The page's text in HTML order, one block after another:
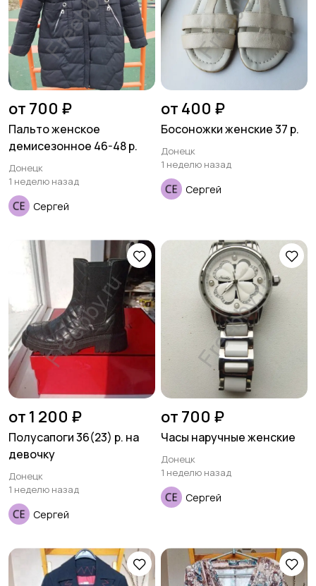
от 700 ₽
Пальто женское
демисезонное 46-48 р.
Донецк
1 неделю назад
Сергей
от 400 ₽
Босоножки женские 37 р.
Донецк
1 неделю назад
Сергей
от 1 200 ₽
Полусапоги 36(23) р. на
девочку
Донецк
1 неделю назад
Сергей
от 700 ₽
Часы наручные женские
Донецк
1 неделю назад
Сергей